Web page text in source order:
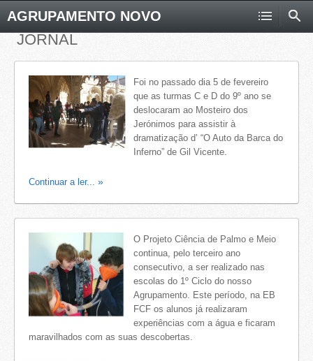
AGRUPAMENTO NOVO
JORNAL
Foi no passado dia 5 de fevereiro
que as turmas C e D do 9º ano se
deslocaram ao Mosteiro dos
Jerónimos para assistir à
dramatização d’ “O Auto da Barca do
Inferno” de Gil Vicente.
Continuar a ler...
O Projeto Ciência de Palmo e Meio
continua, pelo terceiro ano
consecutivo, a ser realizado nas
escolas do 1º Ciclo do nosso
Agrupamento. Este período, na EB
FCF os alunos já realizaram
experiências com a água e ficaram
maravilhados com as suas descobertas.